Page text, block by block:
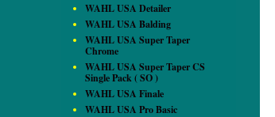
WAHL USA Detailer
WAHL USA Balding
WAHL USA Super Taper
Chrome
WAHL USA Super Taper CS
Single Pack ( SO )
WAHL USA Finale
WAHL USA Pro Basic